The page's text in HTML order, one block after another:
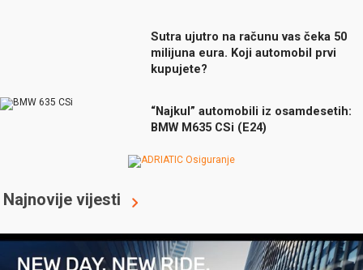
Sutra ujutro na računu vas čeka 50
milijuna eura. Koji automobil prvi
kupujete?
“Najkul” automobili iz osamdesetih:
BMW M635 CSi (E24)
Najnovije vijesti